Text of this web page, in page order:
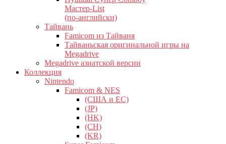
Мастер-List
(по-английски)
Тайвань
Famicom из Тайваня
Тайваньская оригинальной игры на
Megadrive
Megadrive азиатской версии
Коллекция
Nintendo
Famicom & NES
(США и ЕС)
(JP)
(HK)
(CH)
(KR)